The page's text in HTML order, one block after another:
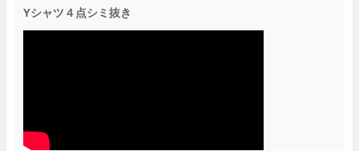
Yシャツ４点シミ抜き